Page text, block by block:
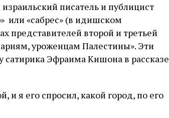
писатель и публицист
или «сабрес» (в идишском
представителей второй и третьей
уроженцам Палестины». Эти
Эфраима Кишона в рассказе
и я его спросил, какой город, по его